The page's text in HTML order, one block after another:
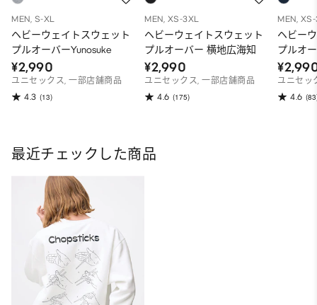
MEN, S-XL
ヘビーウェイトスウェット
プルオーバーYunosuke
¥2,990
ユニセックス, 一部店舗商品
4.3 (13)
MEN, XS-3XL
ヘビーウェイトスウェット
プルオーバー 横地広海知
¥2,990
ユニセックス, 一部店舗商品
4.6 (175)
MEN,
ヘビー
プルオ
ユニセッ
4.6
最近チェックした商品